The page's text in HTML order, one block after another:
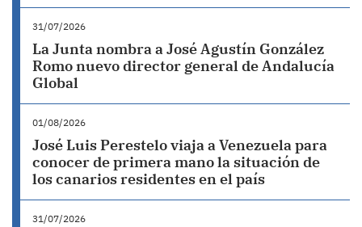
31/07/2026
La Junta nombra a José Agustín González
Romo nuevo director general de Andalucía
Global
01/08/2026
José Luis Perestelo viaja a Venezuela para
conocer de primera mano la situación de
los canarios residentes en el país
31/07/2026